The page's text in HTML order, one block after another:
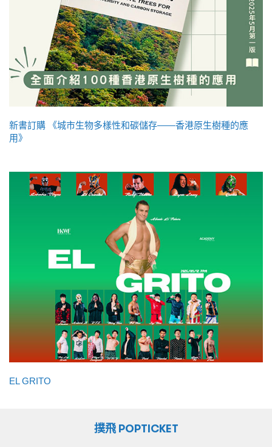
新書訂購 《城市生物多樣性和碳儲存——香港原生樹種的應
用》
EL GRITO
撲飛 POPTICKET